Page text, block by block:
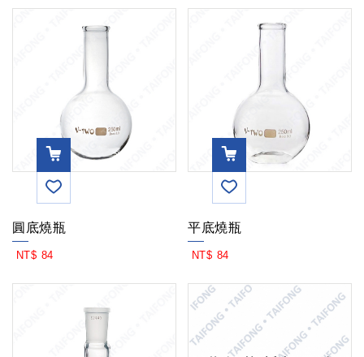
圓底燒瓶
NT$ 84
VIEW
MOR 平底燒瓶
NT$ 84
VIEW
MOR